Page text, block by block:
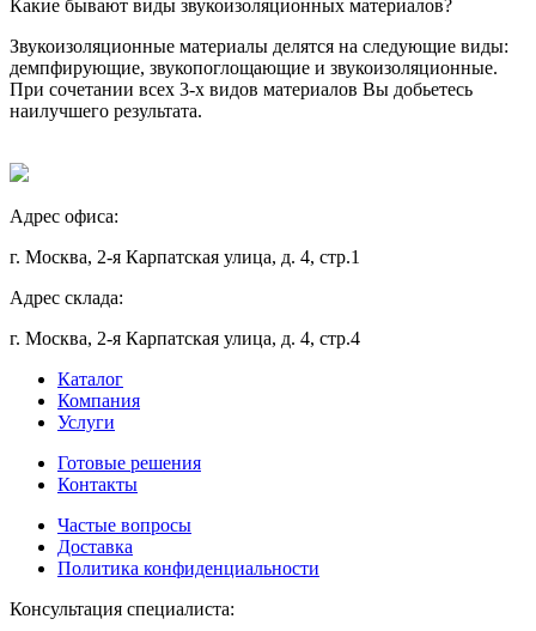
Какие бывают виды звукоизоляционных материалов?
Звукоизоляционные материалы делятся на следующие виды:
демпфирующие, звукопоглощающие и звукоизоляционные.
При сочетании всех 3-х видов материалов Вы добьетесь
наилучшего результата.
Адрес офиса:
г. Москва, 2-я Карпатская улица, д. 4, стр.1
Адрес склада:
г. Москва, 2-я Карпатская улица, д. 4, стр.4
Каталог
Компания
Услуги
Готовые решения
Контакты
Частые вопросы
Доставка
Политика конфиденциальности
Консультация специалиста: